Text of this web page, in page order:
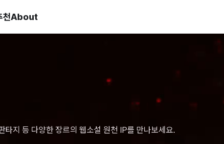
천About
타지 등 다양한 장르의 웹소설 원천 IP를 만나보세요.